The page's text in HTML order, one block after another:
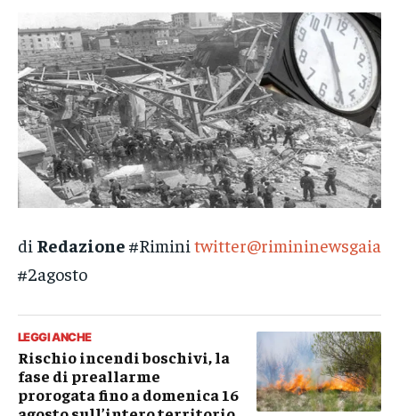
di Redazione #Rimini twitter@rimininewsgaia
#2agosto
LEGGI ANCHE
Rischio incendi boschivi, la
fase di preallarme
prorogata fino a domenica 16